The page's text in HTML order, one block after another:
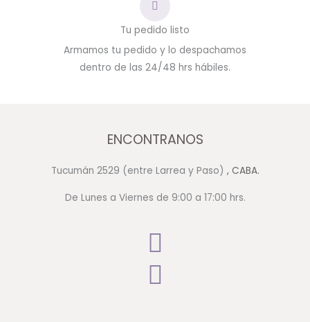
Tu pedido listo
Armamos tu pedido y lo despachamos
dentro de las 24/48 hrs hábiles.
ENCONTRANOS
Tucumán 2529 (entre Larrea y Paso) , CABA.
De Lunes a Viernes de 9:00 a 17:00 hrs.